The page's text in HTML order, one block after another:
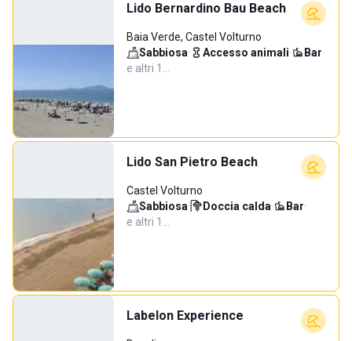
Lido Bernardino Bau Beach
Baia Verde, Castel Volturno
Sabbiosa· Accesso animali· Bar·
e altri 1…
Lido San Pietro Beach
Castel Volturno
Sabbiosa· Doccia calda· Bar·
e altri 1…
Labelon Experience